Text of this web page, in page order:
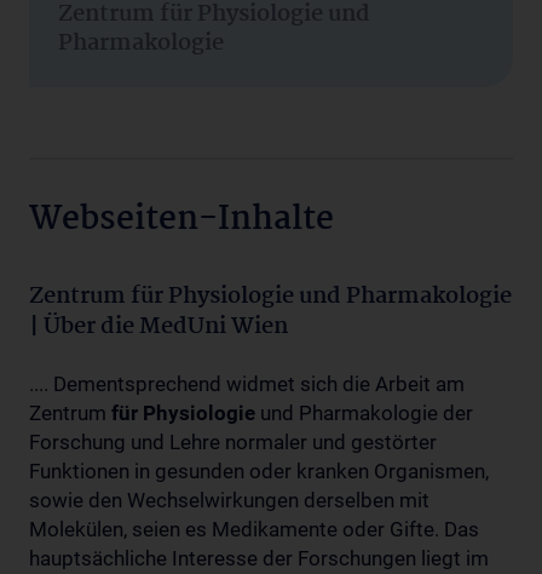
Zentrum für Physiologie und
Pharmakologie
Webseiten-Inhalte
Zentrum für Physiologie und Pharmakologie
| Über die MedUni Wien
.... Dementsprechend widmet sich die Arbeit am
Zentrum für Physiologie und Pharmakologie der
Forschung und Lehre normaler und gestörter
Funktionen in gesunden oder kranken Organismen,
sowie den Wechselwirkungen derselben mit
Molekülen, seien es Medikamente oder Gifte. Das
hauptsächliche Interesse der Forschungen liegt im